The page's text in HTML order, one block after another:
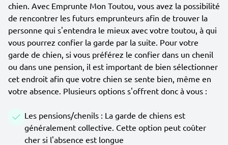
chien. Avec Emprunte Mon Toutou, vous avez la possibilité
de rencontrer les futurs emprunteurs afin de trouver la
personne qui s'entendra le mieux avec votre toutou, à qui
vous pourrez confier la garde par la suite. Pour votre
garde de chien, si vous préférez le confier dans un chenil
ou dans une pension, il est important de bien sélectionner
cet endroit afin que votre chien se sente bien, même en
votre absence. Plusieurs options s'offrent donc à vous :
Les pensions/chenils : La garde de chiens est
généralement collective. Cette option peut coûter
cher si l'absence est longue